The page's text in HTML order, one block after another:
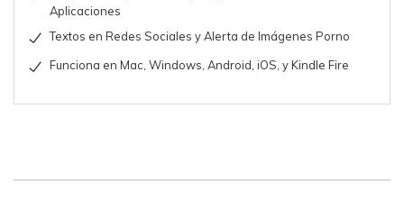
Aplicaciones
Textos en Redes Sociales y Alerta de Imágenes Porno
Funciona en Mac, Windows, Android, iOS, y Kindle Fire